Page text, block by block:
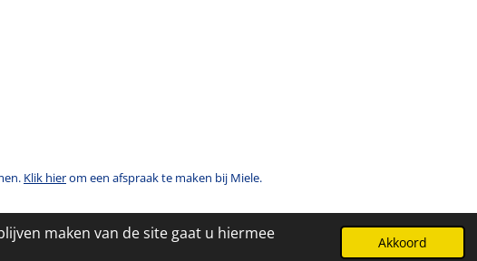
maken van de site gaat u hiermee
Akkoord
Klik hierom een afspraak te maken bij Miele.